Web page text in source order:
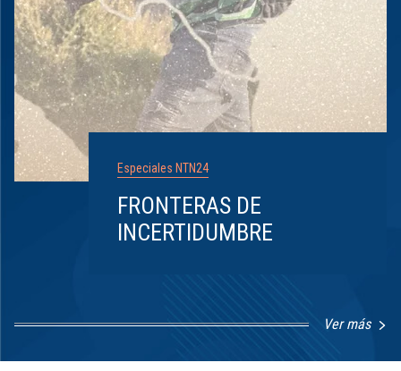
Especiales NTN24
FRONTERAS DE
INCERTIDUMBRE
Ver más
1